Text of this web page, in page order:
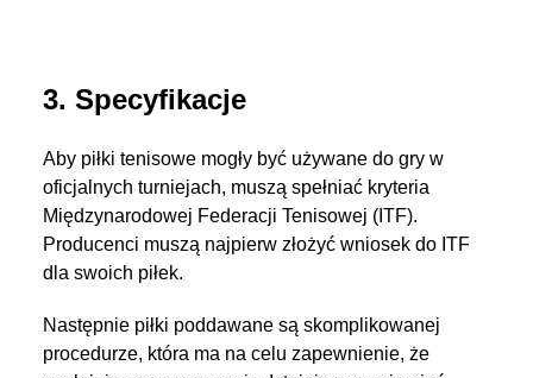
3. Specyfikacje
Aby piłki tenisowe mogły być używane do gry w
oficjalnych turniejach, muszą spełniać kryteria
Międzynarodowej Federacji Tenisowej (ITF).
Producenci muszą najpierw złożyć wniosek do ITF
dla swoich piłek.
Następnie piłki poddawane są skomplikowanej
procedurze, która ma na celu zapewnienie, że